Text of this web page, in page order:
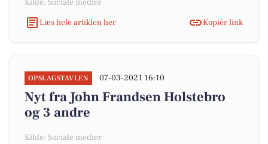
Kilde: Sociale medier
Læs hele artiklen her
Kopiér link
OPSLAGSTAVLEN 07-03-2021 16:10
Nyt fra John Frandsen Holstebro
og 3 andre
Kilde: Sociale medier